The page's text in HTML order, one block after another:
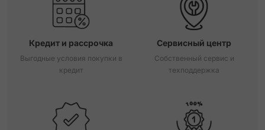
Кредит и рассрочка
Выгодные условия покупки в
кредит
Сервисный центр
Собственный сервис и
техподдержка